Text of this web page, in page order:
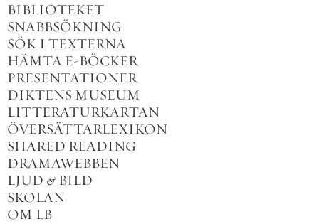
BIBLIOTEKET
SNABBSÖKNING
SÖK I TEXTERNA
HÄMTA E-BÖCKER
PRESENTATIONER
DIKTENS MUSEUM
LITTERATURKARTAN
ÖVERSÄTTARLEXIKON
SHARED READING
DRAMAWEBBEN
LJUD & BILD
SKOLAN
OM LB